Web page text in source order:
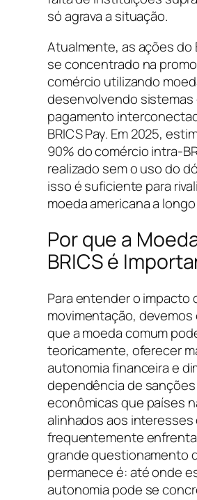
só agrava a situação.
Atualmente, as ações do
se concentrado na
comércio utilizando
desenvolvendo sistemas
pagamento
BRICS Pay. Em 2025,
90% do comércio intra-
realizado sem o uso do
isso é suficiente para
moeda americana a
Por que a
BRICS é
Para entender o impacto
movimentação,
que a moeda comum
teoricamente, oferecer
autonomia financeira e
dependência de sanções
econômicas que países
alinhados aos interesses
frequentemente
grande questionamento
permanece é: até onde
autonomia pode se